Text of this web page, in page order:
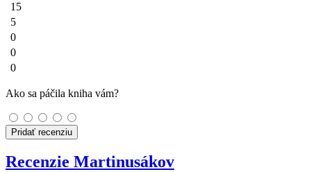
15
5
0
0
0
Ako sa páčila kniha vám?
Pridať recenziu
Recenzie Martinusákov